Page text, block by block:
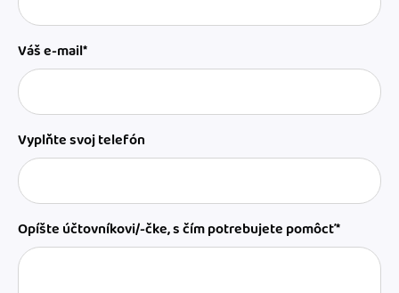
Váš e-mail*
Vyplňte svoj telefón
Opíšte účtovníkovi/-čke, s čím potrebujete pomôcť*